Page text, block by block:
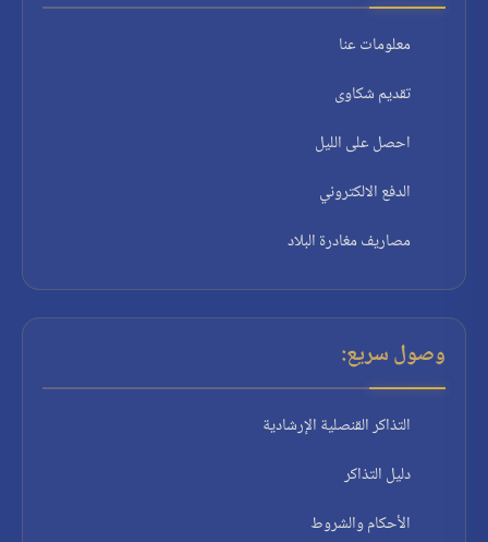
معلومات عنا
تقديم شكاوى
احصل على الليل
الدفع الالكتروني
مصاريف مغادرة البلاد
وصول سريع:
التذاكر القنصلية الإرشادية
دليل التذاكر
الأحكام والشروط